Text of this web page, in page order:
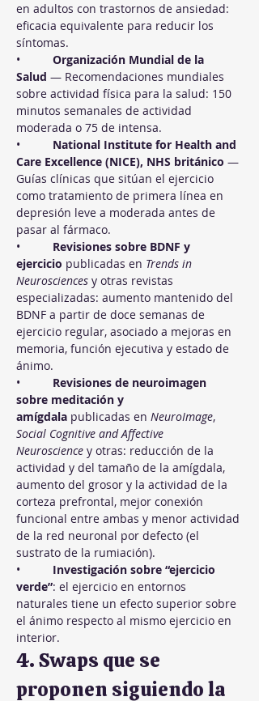
en adultos con trastornos de ansiedad:
eficacia equivalente para reducir los
síntomas.
• Organización Mundial de la
Salud — Recomendaciones mundiales
sobre actividad física para la salud: 150
minutos semanales de actividad
moderada o 75 de intensa.
• National Institute for Health and
Care Excellence (NICE), NHS británico —
Guías clínicas que sitúan el ejercicio
como tratamiento de primera línea en
depresión leve a moderada antes de
pasar al fármaco.
• Revisiones sobre BDNF y
ejercicio publicadas en Trends in
Neurosciences y otras revistas
especializadas: aumento mantenido del
BDNF a partir de doce semanas de
ejercicio regular, asociado a mejoras en
memoria, función ejecutiva y estado de
ánimo.
• Revisiones de neuroimagen
sobre meditación y
amígdala publicadas en NeuroImage,
Social Cognitive and Affective
Neuroscience y otras: reducción de la
actividad y del tamaño de la amígdala,
aumento del grosor y la actividad de la
corteza prefrontal, mejor conexión
funcional entre ambas y menor actividad
de la red neuronal por defecto (el
sustrato de la rumiación).
• Investigación sobre “ejercicio
verde”: el ejercicio en entornos
naturales tiene un efecto superior sobre
el ánimo respecto al mismo ejercicio en
interior.
4. Swaps que se
proponen siguiendo la